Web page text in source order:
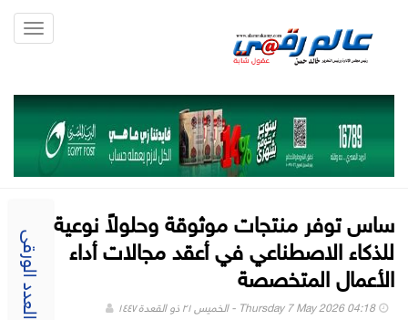
العدد الورقى
ساس توفر منتجات موثوقة وحلولاً نوعية
للذكاء الاصطناعي في أعقد مجالات أداء
الأعمال المتخصصة
Thursday 7 May 2026 04:18 - الخميس ٢١ ذو القعدة ١٤٤٧